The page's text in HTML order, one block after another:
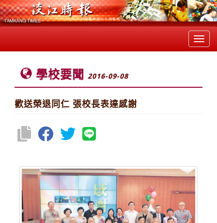
學校要聞 2016-09-08
歡送榮退同仁 張校長表達感謝